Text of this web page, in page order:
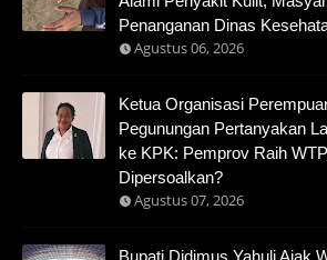
Penanganan Dinas
Agustus 06, 2026
Ketua Organisasi
Pegunungan Pertanyakan
ke KPK: Pemprov Raih
Dipersoalkan?
Agustus 07, 2026
Bupati Didimus Yahuli Ajak